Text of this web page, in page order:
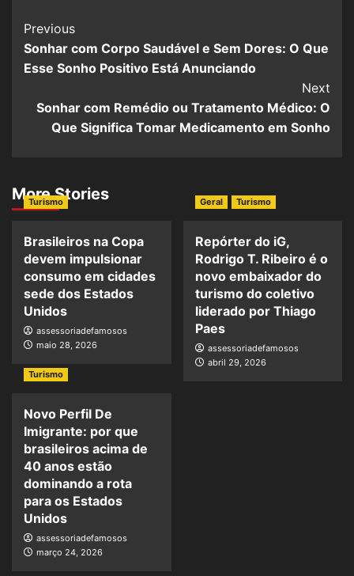
Post
Navigation
Previous
Sonhar com Corpo Saudável e Sem Dores: O Que
Esse Sonho Positivo Está Anunciando
Next
Sonhar com Remédio ou Tratamento Médico: O
Que Significa Tomar Medicamento em Sonho
More Stories
Turismo
Brasileiros na Copa
devem impulsionar
consumo em cidades
sede dos Estados
Unidos
assessoriadefamosos
maio 28, 2026
Geral Turismo
Repórter do iG,
Rodrigo T. Ribeiro é o
novo embaixador do
turismo do coletivo
liderado por Thiago
Paes
assessoriadefamosos
abril 29, 2026
Turismo
Novo Perfil De
Imigrante: por que
brasileiros acima de
40 anos estão
dominando a rota
para os Estados
Unidos
assessoriadefamosos
março 24, 2026